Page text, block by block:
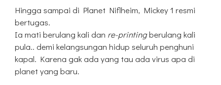
Hingga sampai di Planet Niflheim, Mickey 1 resmi
bertugas.
Ia mati berulang kali dan re-printingberulang kali
pula.. demi kelangsungan hidup seluruh penghuni
kapal. Karena gak ada yang tau ada virus apa di
planet yang baru.